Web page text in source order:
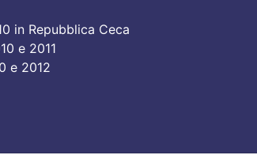
in Repubblica Ceca
e 2011
e 2012